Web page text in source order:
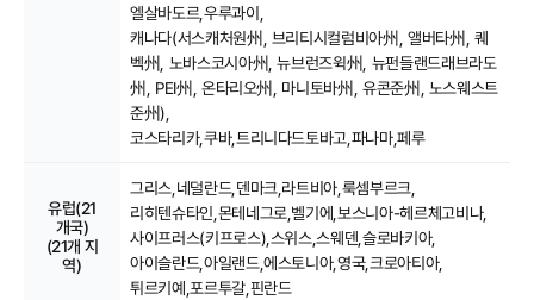
엘살바도르,우루과이,
캐나다(서스캐처원州, 브리티시컬럼비아州, 앨버타州, 퀘
벡州, 노바스코시아州, 뉴브런즈윅州, 뉴펀들랜드래브라도
州, PEI州, 온타리오州, 마니토바州, 유콘준州, 노스웨스트
준州),
코스타리카,쿠바,트리니다드토바고,파나마,페루
유럽(21
개국)
(21개 지
역)
그리스,네덜란드,덴마크,라트비아,룩셈부르크,
리히텐슈타인,몬테네그로,벨기에,보스니아-헤르체고비나,
사이프러스(키프로스),스위스,스웨덴,슬로바키아,
아이슬란드,아일랜드,에스토니아,영국,크로아티아,
튀르키예,포르투갈,핀란드